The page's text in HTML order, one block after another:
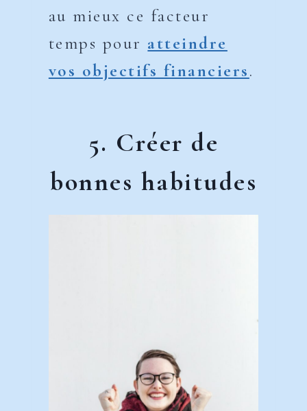
au mieux ce facteur
temps pour atteindre
vos objectifs financiers.
5. Créer de
bonnes habitudes